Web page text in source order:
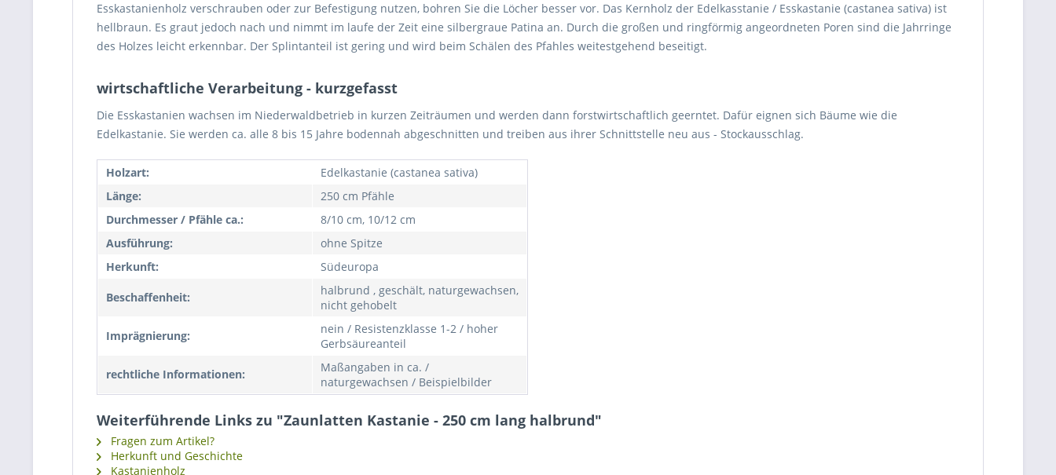
Esskastanienholz verschrauben oder zur Befestigung nutzen, bohren Sie die Löcher besser vor. Das Kernholz der Edelkasstanie / Esskastanie (castanea sativa) ist
hellbraun. Es graut jedoch nach und nimmt im laufe der Zeit eine silbergraue Patina an. Durch die großen und ringförmig angeordneten Poren sind die Jahrringe
des Holzes leicht erkennbar. Der Splintanteil ist gering und wird beim Schälen des Pfahles weitestgehend beseitigt.
wirtschaftliche Verarbeitung - kurzgefasst
Die Esskastanien wachsen im Niederwaldbetrieb in kurzen Zeiträumen und werden dann forstwirtschaftlich geerntet. Dafür eignen sich Bäume wie die
Edelkastanie. Sie werden ca. alle 8 bis 15 Jahre bodennah abgeschnitten und treiben aus ihrer Schnittstelle neu aus - Stockausschlag.
Holzart:
Edelkastanie (castanea sativa)
Länge:
250 cm Pfähle
Durchmesser / Pfähle ca.:
8/10 cm, 10/12 cm
Ausführung:
ohne Spitze
Herkunft:
Südeuropa
Beschaffenheit:
halbrund , geschält, naturgewachsen,
nicht gehobelt
Imprägnierung:
nein / Resistenzklasse 1-2 / hoher
Gerbsäureanteil
rechtliche Informationen:
Maßangaben in ca. /
naturgewachsen / Beispielbilder
Weiterführende Links zu "Zaunlatten Kastanie - 250 cm lang halbrund"
Fragen zum Artikel?
Herkunft und Geschichte
Kastanienholz